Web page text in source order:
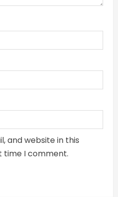
and website in this
time I comment.